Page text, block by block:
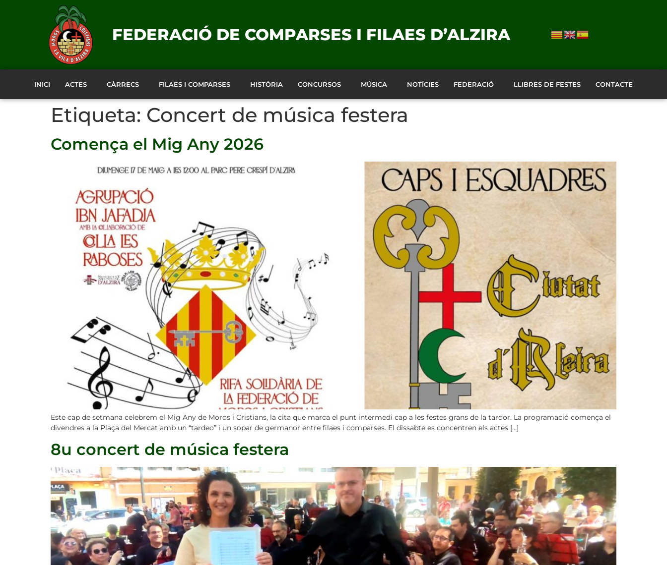
FEDERACIÓ DE COMPARSES I FILAES D’ALZIRA
INICI ACTES CÀRRECS FILAES I COMPARSES HISTÒRIA CONCURSOS MÚSICA NOTÍCIES FEDERACIÓ LLIBRES DE FESTES CONTACTE
Etiqueta: Concert de música festera
Comença el Mig Any 2026
Este cap de setmana celebrem el Mig Any de Moros i Cristians, la cita que marca el punt intermedi cap a les festes grans de la tardor. La programació comença el
divendres a la Plaça del Mercat amb un “tardeo” i un sopar de germanor entre filaes i comparses. El dissabte es concentren els actes […]
8u concert de música festera